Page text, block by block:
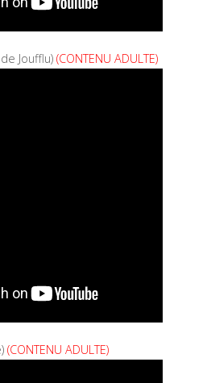
Joufflu) (CONTENU ADULTE)
(CONTENU ADULTE)